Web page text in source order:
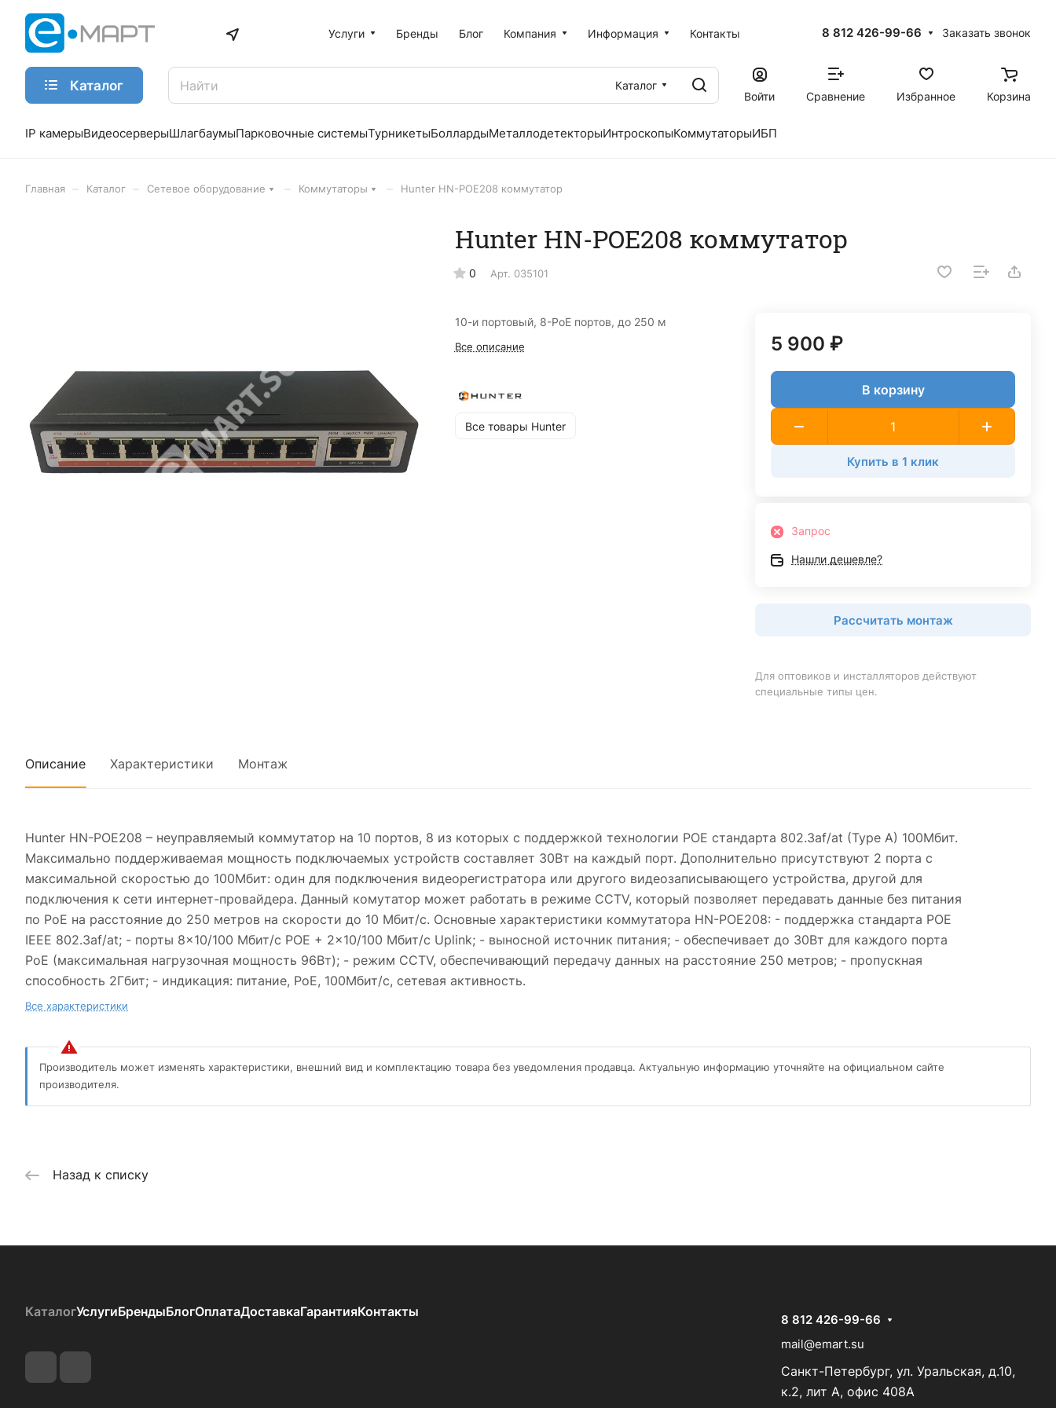
Услуги Бренды Блог Компания Информация Контакты 8 812 426-99-66 Заказать звонок
Каталог
Каталог
Войти
Сравнение Избранное Корзина
IP камерыВидеосерверыШлагбаумыПарковочные системыТурникетыБоллардыМеталлодетекторыИнтроскопыКоммутаторыИБП
Главная Каталог Сетевое оборудование Коммутаторы Hunter HN-POE208 коммутатор
Hunter HN-POE208 коммутатор
0 Арт. 035101
10-и портовый, 8-PoE портов, до 250 м
Все описание
Все товары Hunter
5 900 ₽
В корзину
Купить в 1 клик
Запрос
Нашли дешевле?
Рассчитать монтаж
Для оптовиков и инсталляторов действуют
специальные типы цен.
Описание Характеристики Монтаж
Hunter HN-POE208 – неуправляемый коммутатор на 10 портов, 8 из которых с поддержкой технологии POE стандарта 802.3af/at (Type A) 100Мбит.
Максимально поддерживаемая мощность подключаемых устройств составляет 30Вт на каждый порт. Дополнительно присутствуют 2 порта с
максимальной скоростью до 100Мбит: один для подключения видеорегистратора или другого видеозаписывающего устройства, другой для
подключения к сети интернет-провайдера. Данный комутатор может работать в режиме CCTV, который позволяет передавать данные без питания
по PoE на расстояние до 250 метров на скорости до 10 Мбит/с. Основные характеристики коммутатора HN-POE208: - поддержка стандарта POE
IEEE 802.3af/at; - порты 8×10/100 Мбит/с POE + 2×10/100 Мбит/с Uplink; - выносной источник питания; - обеспечивает до 30Вт для каждого порта
PoE (максимальная нагрузочная мощность 96Вт); - режим CCTV, обеспечивающий передачу данных на расстояние 250 метров; - пропускная
способность 2Гбит; - индикация: питание, PoE, 100Мбит/с, сетевая активность.
Все характеристики
Производитель может изменять характеристики, внешний вид и комплектацию товара без уведомления продавца. Актуальную информацию уточняйте на официальном сайте
производителя.
Назад к списку
КаталогУслугиБрендыБлогОплатаДоставкаГарантияКонтакты
8 812 426-99-66
mail@emart.su
Санкт-Петербург, ул. Уральская, д.10,
к.2, лит А, офис 408А